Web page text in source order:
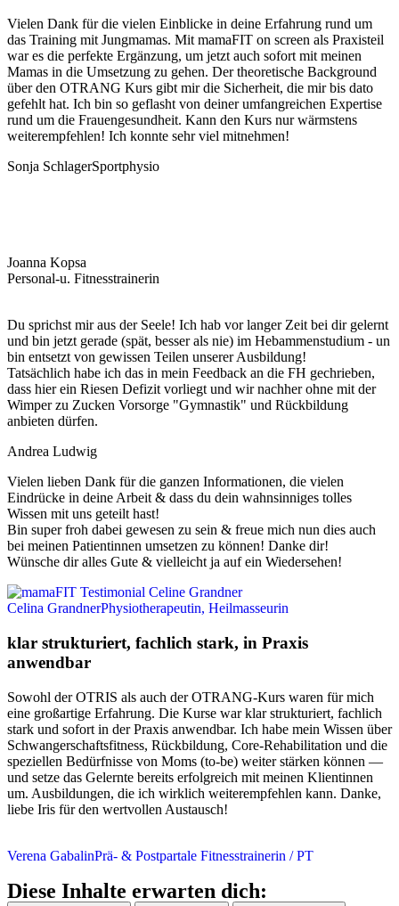
Vielen Dank für die vielen Einblicke in deine Erfahrung rund um
das Training mit Jungmamas. Mit mamaFIT on screen als Praxisteil
war es die perfekte Ergänzung, um jetzt auch sofort mit meinen
Mamas in die Umsetzung zu gehen. Der theoretische Background
über den OTRANG Kurs gibt mir die Sicherheit, die mir bis dato
gefehlt hat. Ich bin so geflasht von deiner umfangreichen Expertise
rund um die Frauengesundheit. Kann den Kurs nur wärmstens
weiterempfehlen! Ich konnte sehr viel mitnehmen!
Sonja SchlagerSportphysio
Joanna Kopsa
Personal-u. Fitnesstrainerin
Du sprichst mir aus der Seele! Ich hab vor langer Zeit bei dir gelernt
und bin jetzt gerade (spät, besser als nie) im Hebammenstudium - un
bin entsetzt von gewissen Teilen unserer Ausbildung!
Tatsächlich habe ich das in mein Feedback an die FH gechrieben,
dass hier ein Riesen Defizit vorliegt und wir nachher ohne mit der
Wimper zu Zucken Vorsorge "Gymnastik" und Rückbildung
anbieten dürfen.
Andrea Ludwig
Vielen lieben Dank für die ganzen Informationen, die vielen
Eindrücke in deine Arbeit & dass du dein wahnsinniges tolles
Wissen mit uns geteilt hast!
Bin super froh dabei gewesen zu sein & freue mich nun dies auch
bei meinen Patientinnen umsetzen zu können! Danke dir!
Wünsche dir alles Gute & vielleicht ja auf ein Wiedersehen!
Celina GrandnerPhysiotherapeutin, Heilmasseurin
klar strukturiert, fachlich stark, in Praxis
anwendbar
Sowohl der OTRIS als auch der OTRANG-Kurs waren für mich
eine großartige Erfahrung. Die Kurse war klar strukturiert, fachlich
stark und sofort in der Praxis anwendbar. Ich habe mein Wissen über
Schwangerschaftsfitness, Rückbildung, Core-Rehabilitation und die
speziellen Bedürfnisse von Moms (to-be) weiter stärken können —
und setze das Gelernte bereits erfolgreich mit meinen Klientinnen
um. Ausbildungen, die ich wirklich weiterempfehlen kann. Danke,
liebe Iris für den wertvollen Austausch!
Verena GabalinPrä- & Postpartale Fitnesstrainerin / PT
Diese Inhalte erwarten dich: